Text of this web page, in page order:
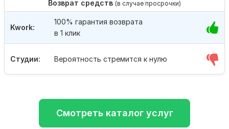
Возврат средств (в случае просрочки)
Студии: Вероятность стремится к нулю
Kwork:
100% гарантия возврата
в 1 клик
Смотреть каталог услуг